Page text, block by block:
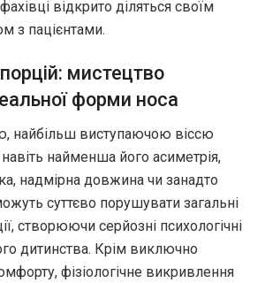
відкрито діляться своїм
з пацієнтами.
мистецтво
форми носа
найбільш виступаючою віссю
найменша його асиметрія,
надмірна довжина чи занадто
суттєво порушувати загальні
створюючи серйозні психологічні
дитинства. Крім виключно
фізіологічне викривлення